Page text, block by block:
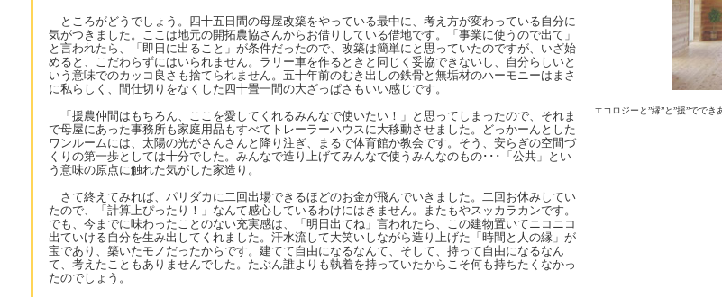
ところがどうでしょう。四十五日間の母屋改築をやっている最中に、考え方が変わっている自分に
気がつきました。ここは地元の開拓農協さんからお借りしている借地です。「事業に使うので出て」
と言われたら、「即日に出ること」が条件だったので、改築は簡単にと思っていたのですが、いざ始
めると、こだわらずにはいられません。ラリー車を作るときと同じく妥協できないし、自分らしいと
いう意味でのカッコ良さも捨てられません。五十年前のむき出しの鉄骨と無垢材のハーモニーはまさ
に私らしく、間仕切りをなくした四十畳一間の大ざっぱさもいい感じです。
「援農仲間はもちろん、ここを愛してくれるみんなで使いたい！」と思ってしまったので、それま
で母屋にあった事務所も家庭用品もすべてトレーラーハウスに大移動させました。どっかーんとした
ワンルームには、太陽の光がさんさんと降り注ぎ、まるで体育館か教会です。そう、安らぎの空間づ
くりの第一歩としては十分でした。みんなで造り上げてみんなで使うみんなのもの･･･「公共」とい
う意味の原点に触れた気がした家造り。
さて終えてみれば、パリダカに二回出場できるほどのお金が飛んでいきました。二回お休みしてい
たので、「計算上ぴったり！」なんて感心しているわけにはきません。またもやスッカラカンです。
でも、今までに味わったことのない充実感は、「明日出てね」言われたら、この建物置いてニコニコ
出ていける自分を生み出してくれました。汗水流して大笑いしながら造り上げた「時間と人の縁」が
宝であり、築いたモノだったからです。建てて自由になるなんて、そして、持って自由になるなん
て、考えたこともありませんでした。たぶん誰よりも執着を持っていたからこそ何も持ちたくなかっ
たのでしょう。
エコロジーと”縁”と”援”でで